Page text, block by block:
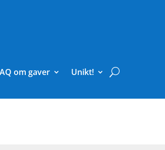
om gaver Unikt!